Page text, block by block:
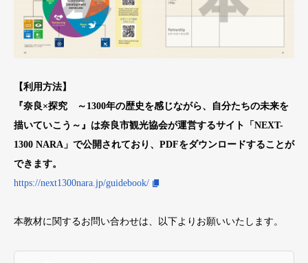
【利用方法】
『奈良×探究 ～1300年の歴史を感じながら、自分たちの未来を
描いていこう～』は奈良市観光協会が運営するサイト「NEXT-
1300 NARA」で公開されており、PDFをダウンロードすることが
できます。
https://next1300nara.jp/guidebook/
本教材に関するお問い合わせは、以下よりお願いいたします。